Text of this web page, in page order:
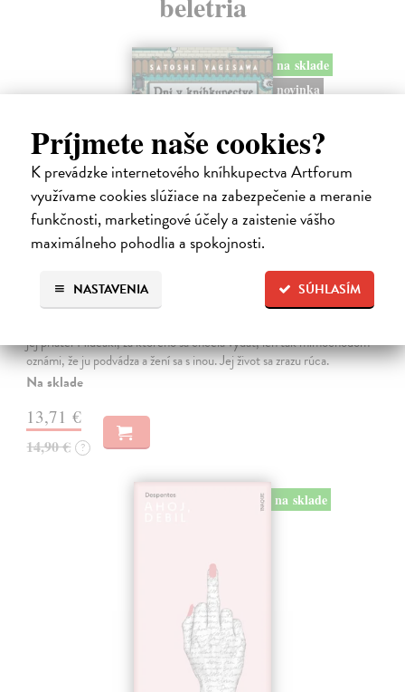
Príjmete naše cookies?
K prevádzke internetového kníhkupectva Artforum
využívame cookies slúžiace na zabezpečenie a meranie
funkčnosti, marketingové účely a zaistenie vášho
maximálneho pohodlia a spokojnosti.
SÚHLASÍM
NASTAVENIA
na sklade
novinka
Dni v kníhkupectve Morisaki
Jagisawa Satoshi| Kniha
jej priateľ Hideaki, za ktorého sa chcela vydať, len tak mimochodom
oznámi, že ju podvádza a žení sa s inou. Jej život sa zrazu rúca.
Na sklade
13,71 €
14,90 € ?
na sklade